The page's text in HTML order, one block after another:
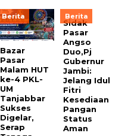
Berita
Bazar
Pasar
Malam HUT
ke-4 PKL-
UM
Tanjabbar
Sukses
Digelar,
Serap
Berita
Sidak
Pasar
Angso
Duo,Pj
Gubernur
Jambi:
Jelang Idul
Fitri
Kesediaan
Pangan
Status
Aman